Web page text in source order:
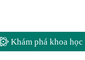
Khám phá khoa học